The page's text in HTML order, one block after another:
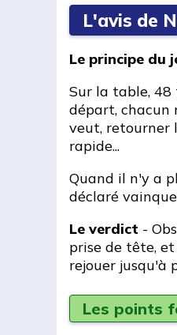
L'avis de
Le principe du
Sur la table, 48
départ, chacun
veut, retourner
rapide...
Quand il n'y a
déclaré
Le verdict -
prise de tête,
rejouer jusqu'à
Les points